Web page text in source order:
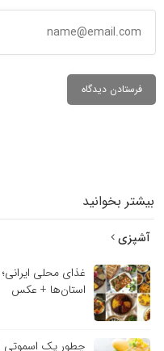
بیشتر بخوانید
آشپزی
غذای محلی
استان‌ها + عکس
چطور یک اسموتی